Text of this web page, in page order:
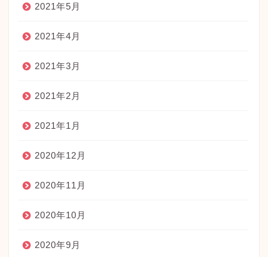
2021年5月
2021年4月
2021年3月
2021年2月
2021年1月
2020年12月
2020年11月
2020年10月
2020年9月